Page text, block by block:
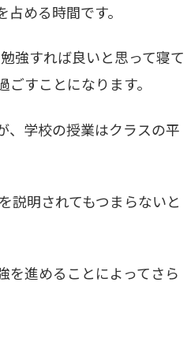
める時間です。
強すれば良いと思って寝て
すことになります。
、学校の授業はクラスの平
説明されてもつまらないと
を進めることによってさら